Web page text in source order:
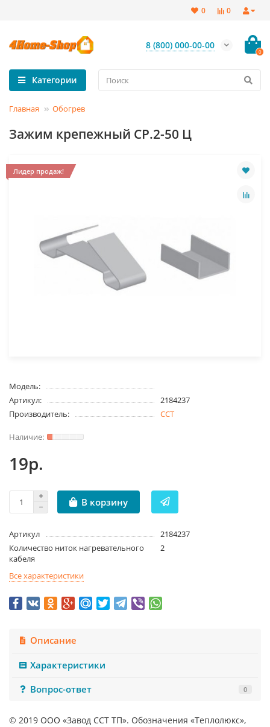
0
0
8 (800) 000-00-00
0
Категории
Главная Обогрев
Зажим крепежный СР.2-50 Ц
Лидер продаж!
Модель:
Артикул:
2184237
Производитель:
ССТ
19р.
В корзину
Артикул
2184237
Количество ниток нагревательного
кабеля
2
Все характеристики
Описание
Характеристики
Вопрос-ответ
0
© 2019 ООО «Завод ССТ ТП». Обозначения «Теплолюкс»,